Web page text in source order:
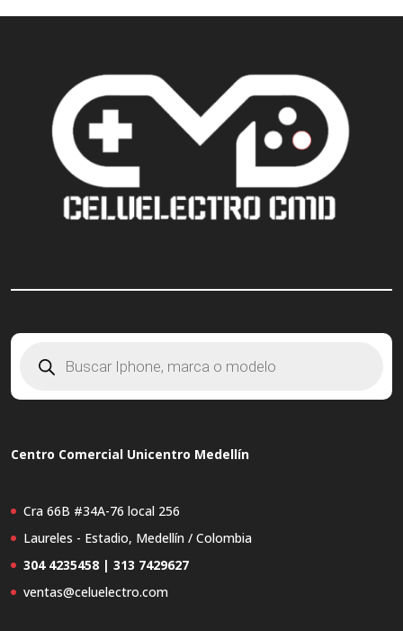
Centro Comercial Unicentro Medellín
Cra 66B #34A-76 local 256
Laureles - Estadio, Medellín / Colombia
304 4235458 | 313 7429627
ventas@celuelectro.com